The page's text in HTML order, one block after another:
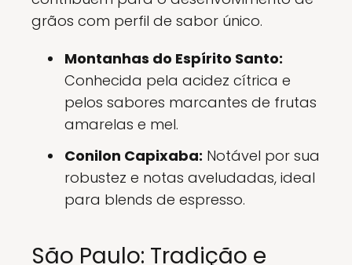
grãos com perfil de sabor único.
Montanhas do Espírito Santo:
Conhecida pela acidez cítrica e
pelos sabores marcantes de frutas
amarelas e mel.
Conilon Capixaba: Notável por sua
robustez e notas aveludadas, ideal
para blends de espresso.
São Paulo: Tradição e